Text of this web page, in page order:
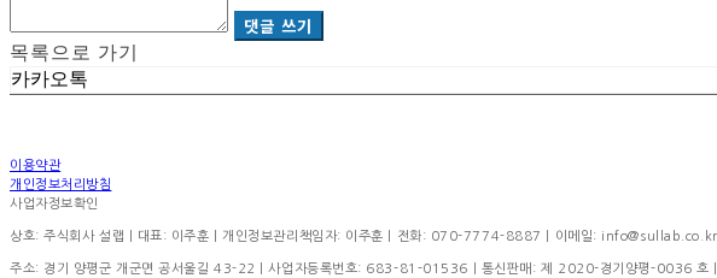
댓글 쓰기
목록으로 가기
카카오톡
이용약관
개인정보처리방침
사업자정보확인
상호: 주식회사 설랩 | 대표: 이주훈 | 개인정보관리책임자: 이주훈 | 전화: 070-7774-8887 | 이메일: info@sullab.co.kr
주소: 경기 양평군 개군면 공서울길 43-22 | 사업자등록번호: 683-81-01536 | 통신판매: 제 2020-경기양평-0036 호